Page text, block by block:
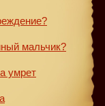
мальчик?
умрет